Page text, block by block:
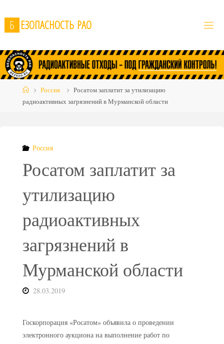
to
content
Б ЕЗОПАСНОСТЬ РАО
HomeРоссия
Росатом заплатит за утилизацию
радиоактивных загрязнений в Мурманской области
Россия
Росатом заплатит за
утилизацию
радиоактивных
загрязнений в
Мурманской области
28.03.2019
Госкорпорация «Росатом» объявила о проведении
электронного аукциона на выполнение работ по